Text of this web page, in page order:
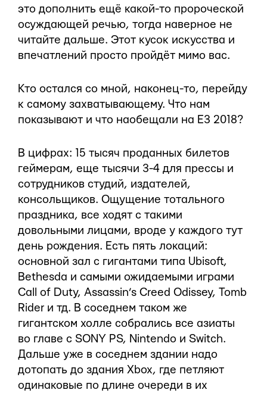
это дополнить ещё какой-то пророческой
осуждающей речью, тогда наверное не
читайте дальше. Этот кусок искусства и
впечатлений просто пройдёт мимо вас.
Кто остался со мной, наконец-то, перейду
к самому захватывающему. Что нам
показывают и что наобещали на Е3 2018?
В цифрах: 15 тысяч проданных билетов
геймерам, еще тысячи 3-4 для прессы и
сотрудников студий, издателей,
консольщиков. Ощущение тотального
праздника, все ходят с такими
довольными лицами, вроде у каждого тут
день рождения. Есть пять локаций:
основной зал с гигантами типа Ubisoft,
Bethesda и самыми ожидаемыми играми
Call of Duty, Assassin’s Creed Odissey, Tomb
Rider и тд. В соседнем таком же
гигантском холле собрались все азиаты
во главе с SONY PS, Nintendo и Switch.
Дальше уже в соседнем здании надо
дотопать до здания Xbox, где петляют
одинаковые по длине очереди в их